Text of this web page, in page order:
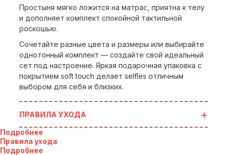
Простыня мягко ложится на матрас, приятна к телу
и дополняет комплект спокойной тактильной
роскошью.
Сочетайте разные цвета и размеры или выбирайте
однотонный комплект — создайте свой идеальный
сет под настроение. Яркая подарочная упаковка с
покрытием soft touch делает selfles отличным
выбором для себя и близких.
ПРАВИЛА УХОДА
Подробнее
Правила ухода
Подробнее